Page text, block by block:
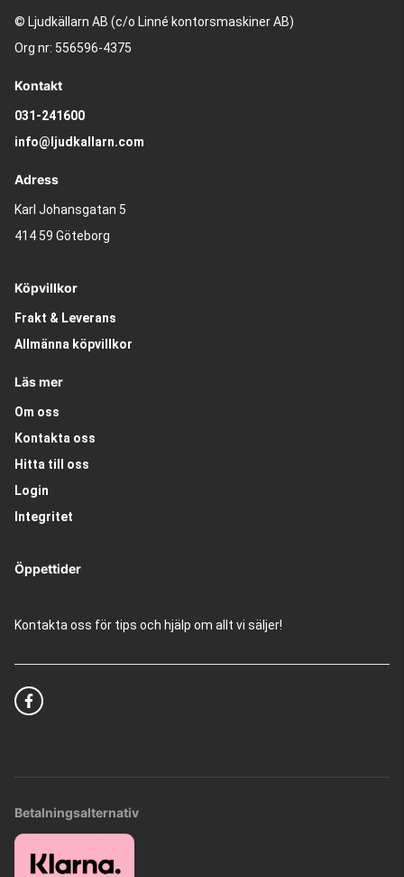
© Ljudkällarn AB (c/o Linné kontorsmaskiner AB)
Org nr: 556596-4375
Kontakt
031-241600
info@ljudkallarn.com
Adress
Karl Johansgatan 5
414 59 Göteborg
Köpvillkor
Frakt & Leverans
Allmänna köpvillkor
Läs mer
Om oss
Kontakta oss
Hitta till oss
Login
Integritet
Öppettider
Kontakta oss för tips och hjälp om allt vi säljer!
Betalningsalternativ